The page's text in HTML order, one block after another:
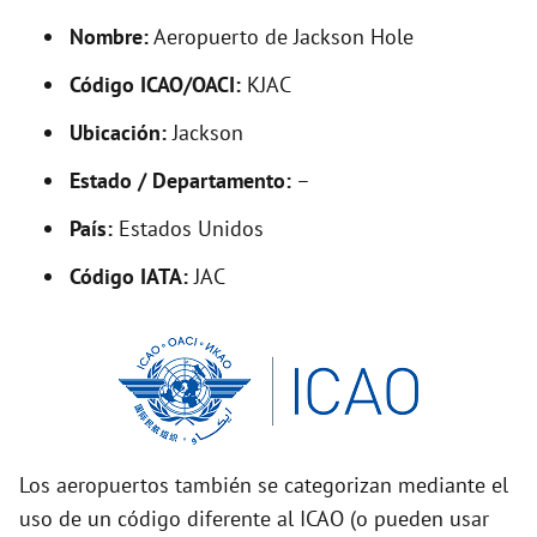
V
o
Nombre:Aeropuerto de Jackson Hole
Código ICAO/OACI: KJAC
Ubicación:Jackson
Estado / Departamento: –
País: Estados Unidos
Código IATA:JAC
Los aeropuertos también se categorizan mediante el
uso de un código diferente al ICAO (o pueden usar